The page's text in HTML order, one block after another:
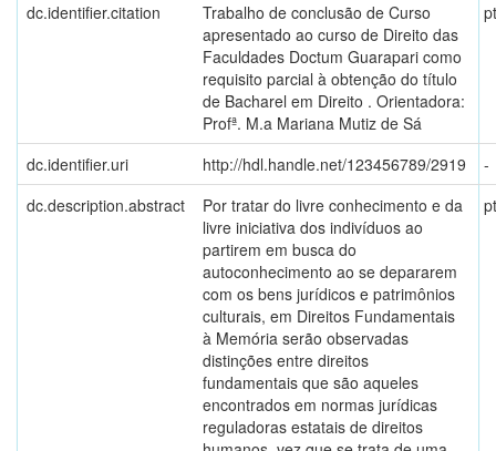
dc.identifier.citation
Trabalho de conclusão de Curso
apresentado ao curso de Direito das
Faculdades Doctum Guarapari como
requisito parcial à obtenção do título
de Bacharel em Direito . Orientadora:
Profª. M.a Mariana Mutiz de Sá
dc.identifier.uri http://hdl.handle.net/123456789/2919
-
dc.description.abstract
Por tratar do livre conhecimento e da
livre iniciativa dos indivíduos ao
partirem em busca do
autoconhecimento ao se depararem
com os bens jurídicos e patrimônios
culturais, em Direitos Fundamentais
à Memória serão observadas
distinções entre direitos
fundamentais que são aqueles
encontrados em normas jurídicas
reguladoras estatais de direitos